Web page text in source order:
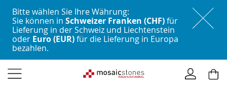
Bitte wählen Sie Ihre Währung:
Sie können in Schweizer Franken (CHF)für
Lieferung in der Schweiz und Liechtenstein
oder Euro (EUR)für die Lieferung in Europa
bezahlen.
zum